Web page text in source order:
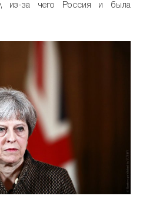
из-за чего Россия и была